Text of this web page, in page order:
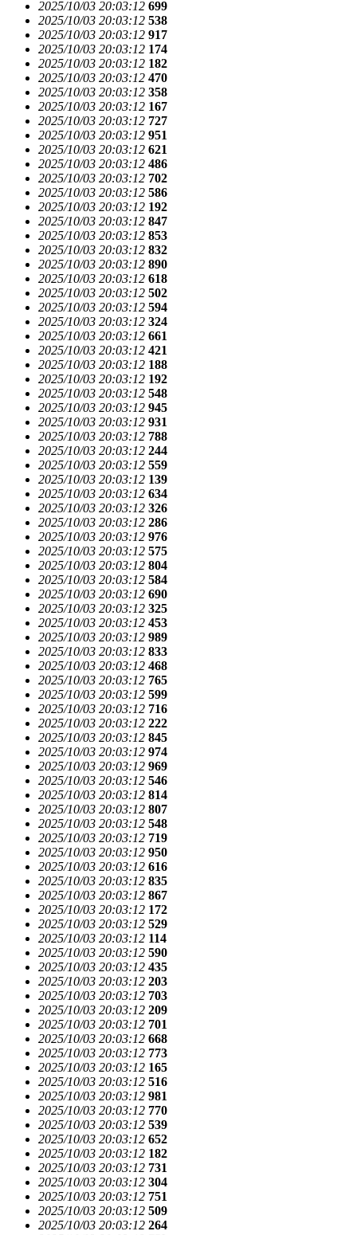
2025/10/03 20:03:12 699
2025/10/03 20:03:12 538
2025/10/03 20:03:12 917
2025/10/03 20:03:12 174
2025/10/03 20:03:12 182
2025/10/03 20:03:12 470
2025/10/03 20:03:12 358
2025/10/03 20:03:12 167
2025/10/03 20:03:12 727
2025/10/03 20:03:12 951
2025/10/03 20:03:12 621
2025/10/03 20:03:12 486
2025/10/03 20:03:12 702
2025/10/03 20:03:12 586
2025/10/03 20:03:12 192
2025/10/03 20:03:12 847
2025/10/03 20:03:12 853
2025/10/03 20:03:12 832
2025/10/03 20:03:12 890
2025/10/03 20:03:12 618
2025/10/03 20:03:12 502
2025/10/03 20:03:12 594
2025/10/03 20:03:12 324
2025/10/03 20:03:12 661
2025/10/03 20:03:12 421
2025/10/03 20:03:12 188
2025/10/03 20:03:12 192
2025/10/03 20:03:12 548
2025/10/03 20:03:12 945
2025/10/03 20:03:12 931
2025/10/03 20:03:12 788
2025/10/03 20:03:12 244
2025/10/03 20:03:12 559
2025/10/03 20:03:12 139
2025/10/03 20:03:12 634
2025/10/03 20:03:12 326
2025/10/03 20:03:12 286
2025/10/03 20:03:12 976
2025/10/03 20:03:12 575
2025/10/03 20:03:12 804
2025/10/03 20:03:12 584
2025/10/03 20:03:12 690
2025/10/03 20:03:12 325
2025/10/03 20:03:12 453
2025/10/03 20:03:12 989
2025/10/03 20:03:12 833
2025/10/03 20:03:12 468
2025/10/03 20:03:12 765
2025/10/03 20:03:12 599
2025/10/03 20:03:12 716
2025/10/03 20:03:12 222
2025/10/03 20:03:12 845
2025/10/03 20:03:12 974
2025/10/03 20:03:12 969
2025/10/03 20:03:12 546
2025/10/03 20:03:12 814
2025/10/03 20:03:12 807
2025/10/03 20:03:12 548
2025/10/03 20:03:12 719
2025/10/03 20:03:12 950
2025/10/03 20:03:12 616
2025/10/03 20:03:12 835
2025/10/03 20:03:12 867
2025/10/03 20:03:12 172
2025/10/03 20:03:12 529
2025/10/03 20:03:12 114
2025/10/03 20:03:12 590
2025/10/03 20:03:12 435
2025/10/03 20:03:12 203
2025/10/03 20:03:12 703
2025/10/03 20:03:12 209
2025/10/03 20:03:12 701
2025/10/03 20:03:12 668
2025/10/03 20:03:12 773
2025/10/03 20:03:12 165
2025/10/03 20:03:12 516
2025/10/03 20:03:12 981
2025/10/03 20:03:12 770
2025/10/03 20:03:12 539
2025/10/03 20:03:12 652
2025/10/03 20:03:12 182
2025/10/03 20:03:12 731
2025/10/03 20:03:12 304
2025/10/03 20:03:12 751
2025/10/03 20:03:12 509
2025/10/03 20:03:12 264